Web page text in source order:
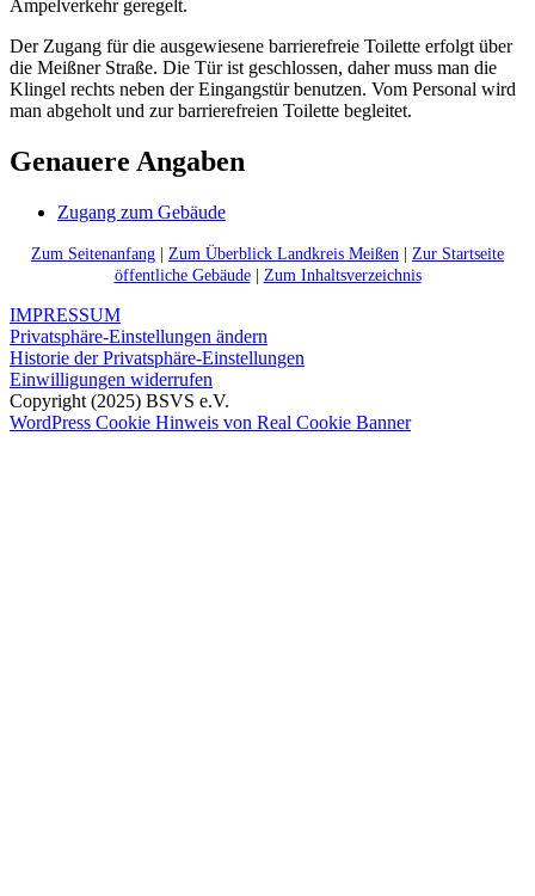
Ampelverkehr geregelt.
Der Zugang für die ausgewiesene barrierefreie Toilette erfolgt über
die Meißner Straße. Die Tür ist geschlossen, daher muss man die
Klingel rechts neben der Eingangstür benutzen. Vom Personal wird
man abgeholt und zur barrierefreien Toilette begleitet.
Genauere Angaben
Zugang zum Gebäude
Zum Seitenanfang Zum Überblick Landkreis Meißen
Zur Startseite
öffentliche Gebäude| Zum Inhaltsverzeichnis
IMPRESSUM
Privatsphäre-Einstellungen ändern
Historie der Privatsphäre-Einstellungen
Einwilligungen widerrufen
Copyright (2025) BSVS e.V.
WordPress Cookie Hinweis von Real Cookie Banner